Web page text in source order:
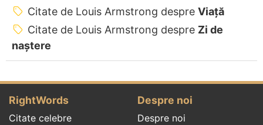
Citate de Louis Armstrong despre Viață
Citate de Louis Armstrong despre Zi de
naștere
RightWords
Citate celebre
Despre noi
Despre noi